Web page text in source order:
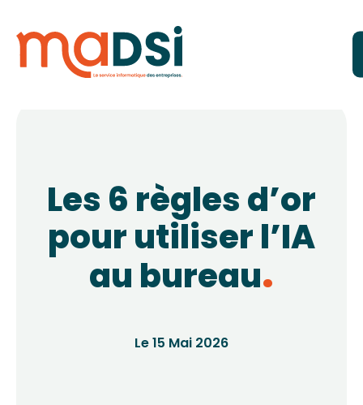
Les 6 règles d’or
pour utiliser l’IA
au bureau
Le 15 Mai 2026